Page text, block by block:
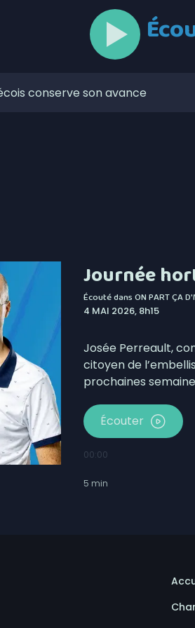
conserve son avance
un appel d’offres visant
à l’abri de ses créanciers
mettent de l’avant leur
fermeraient à cause de la
conditions à la MRC des
veut assouplir les règles
Journée
Écouté dansON PART ÇA
4 MAI 2026, 8h15
Josée Perreault,
citoyen de
prochaines
Écouter
00:00
5 min